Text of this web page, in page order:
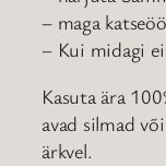
– maga
– Kui midagi
Kasuta ära
avad silmad
ärkvel.